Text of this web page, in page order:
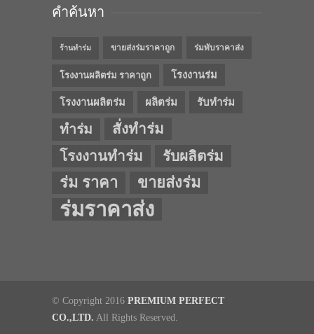
คำค้นหา
ร้านทำร่ม ขายส่งร่มราคาถูก ร่มพับราคาส่ง
โรงงานผลิตร่ม ราคาถูก โรงงานร่ม
โรงงานผลิตร่ม ผลิตร่ม รับทำร่ม
ทำร่ม
สั่งทำร่ม
โรงงานทำร่ม
รับผลิตร่ม
ร่ม ราคา ขายส่งร่ม
ร่มราคาส่ง
© Copyright 2016 PREMIUM PERFECT
CO.,LTD. All Rights Reserved.